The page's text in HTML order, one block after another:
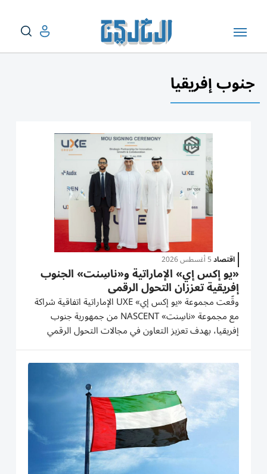
جنوب إفريقيا
اقتصاد5 أغسطس 2026
«يو إكس إي» الإماراتية و«ناسِنت» الجنوب
إفريقية تعززان التحول الرقمي
وقّعت مجموعة «يو إكس إي» UXE الإماراتية اتفاقية شراكة
مع مجموعة «ناسِنت» NASCENT من جمهورية جنوب
إفريقيا، بهدف تعزيز التعاون في مجالات التحول الرقمي
والابتكار والحلول الأمنية المتقدمة والمدن الذكية والتنقل
الذكي، واستكشاف فرص استثمارية وتقنية مشتركة تدعم
التنمية المستدامة...